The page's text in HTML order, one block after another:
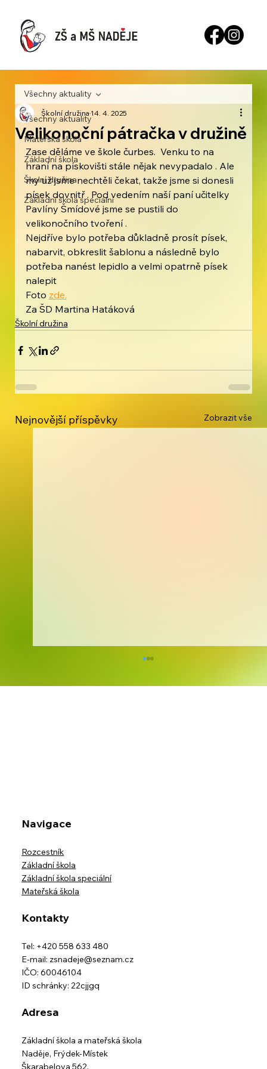
Všechny aktuality
Mateřská škola
Základní škola
Školní družina
Základní škola speciální
Všechny aktuality
Velikonoční pátračka v družině
Školní družina14. 4. 2025
Zase děláme ve škole čurbes.  Venku to na
hraní na pískovišti stále nějak nevypadalo . Ale
my už jsme nechtěli čekat, takže jsme si donesli
písek dovnitř . Pod vedením naší paní učitelky
Pavlíny Šmídové jsme se pustili do
velikonočního tvoření .
Nejdříve bylo potřeba důkladně prosít písek,
nabarvit, obkreslit šablonu a následně bylo
potřeba nanést lepidlo a velmi opatrně písek
nalepit
Foto zde.
Za ŠD Martina Hatáková
Školní družina
Nejnovější příspěvky Zobrazit vše
Navigace
Rozcestník
Základní škola
Základní škola speciální
Mateřská škola
Kontakty
Tel: +420 558 633 480
E-mail: zsnadeje@seznam.cz
IČO: 60046104
ID schránky: 22cjjgq
Adresa
Základní škola a mateřská škola
Naděje, Frýdek-Místek
Škarabelova 562,